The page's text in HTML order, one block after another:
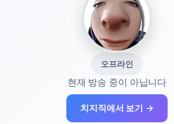
오프라인
현재 방송 중이 아닙니다
치지직에서 보기 →